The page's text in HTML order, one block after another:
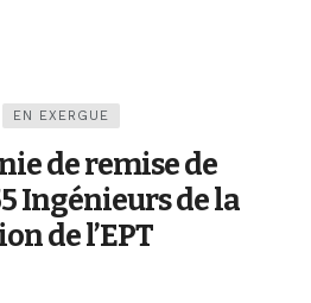
EN EXERGUE
de remise de
Ingénieurs de la
de l’EPT